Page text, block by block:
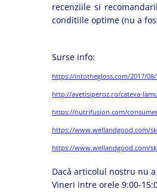
recenziile si
conditiile optime (nu a
Surse info:
https://intothegloss.com/2017/
http://avetisiperoz.ro/cateva-
https://nutrifusion.com/
https://www.wellandgood.com/
https://www.wellandgood.com/
Dacă articolul nostru nu
Vineri intre orele 9:00-